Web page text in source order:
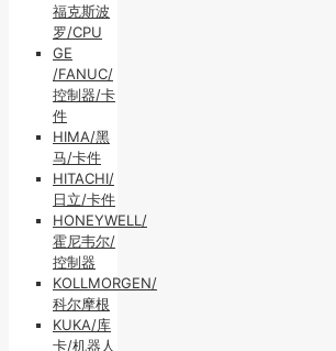
福克斯波
罗/CPU
GE
/FANUC/
控制器/卡
件
HIMA/黑
马/卡件
HITACHI/
日立/卡件
HONEYWELL/
霍尼韦尔/
控制器
KOLLMORGEN/
科尔摩根
KUKA/库
卡/机器人